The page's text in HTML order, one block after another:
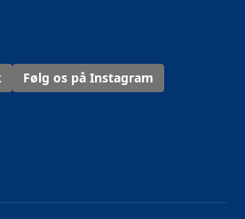
Følg os på Instagram